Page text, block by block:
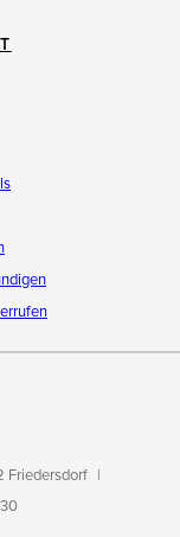
Friedersdorf